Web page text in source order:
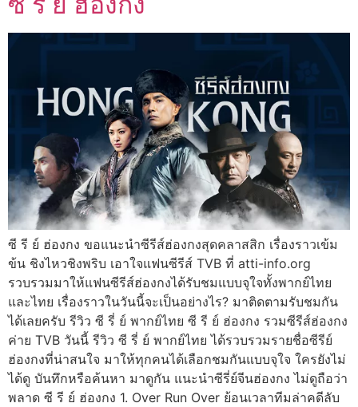
ซี รี ย์ ฮ่องกง ขอแนะนำซีรีส์ฮ่องกงสุดคลาสสิก เรื่องราวเข้ม
ข้น ชิงไหวชิงพริบ เอาใจแฟนซีรีส์ TVB ที่ atti-info.org
รวบรวมมาให้แฟนซีรีส์ฮ่องกงได้รับชมแบบจุใจทั้งพากย์ไทย
และไทย เรื่องราวในวันนี้จะเป็นอย่างไร? มาติดตามรับชมกัน
ได้เลยครับ รีวิว ซี รี่ ย์ พากย์ไทย ซี รี ย์ ฮ่องกง รวมซีรีส์ฮ่องกง
ค่าย TVB วันนี้ รีวิว ซี รี่ ย์ พากย์ไทย ได้รวบรวมรายชื่อซีรีย์
ฮ่องกงที่น่าสนใจ มาให้ทุกคนได้เลือกชมกันแบบจุใจ ใครยังไม่
ได้ดู บันทึกหรือค้นหา มาดูกัน แนะนำซีรี่ย์จีนฮ่องกง ไม่ดูถือว่า
พลาด ซี รี ย์ ฮ่องกง 1. Over Run Over ย้อนเวลาทีมล่าคดีลับ